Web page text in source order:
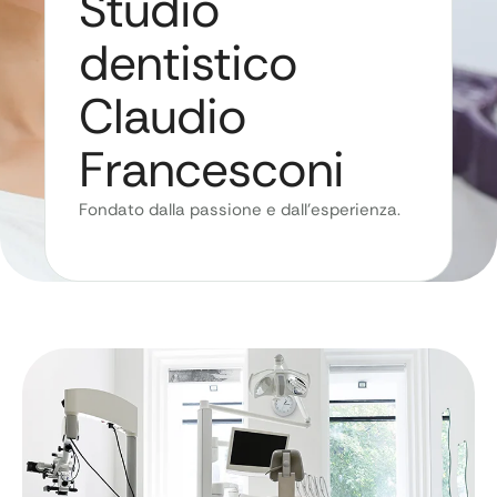
dentistico
Claudio
Francesconi
Fondato dalla passione e dall’esperienza.